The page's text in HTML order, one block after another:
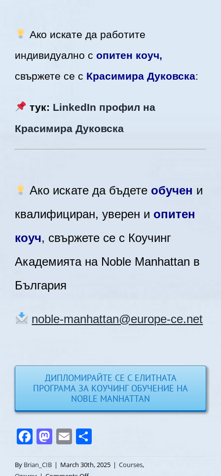
Ако искате да работите
индивидуално с опитен коуч,
свържете се с Красимира Дуковска:
тук: LinkedIn профил на
Красимира Дуковска
Ако искате да бъдете обучен и
квалифициран, уверен и опитен
коуч, свържете се с Коучинг
Академията на Noble Manhattan в
България
noble-manhattan@europe-ce.net
ДИПЛОМИРАЙТЕ СЕ С ЕЛИТНАТА
ПРОГРАМА ЗА КОУЧИНГ ОБУЧЕНИЕ НА
NOBLE MANHATTAN
Facebook
Mastodon
Email
By Brian_CIB | March 30th, 2025 | Courses,